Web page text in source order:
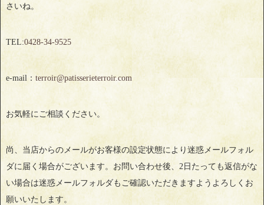
さいね。
TEL:0428‐34‐9525
e-mail： terroir@patisserieterroir.com
お気軽にご相談ください。
尚、当店からのメールがお客様の設定状態により迷惑メールフォル
ダに届く場合がございます。お問い合わせ後、2日たっても返信がな
い場合は迷惑メールフォルダもご確認いただきますようよろしくお
願いいたします。